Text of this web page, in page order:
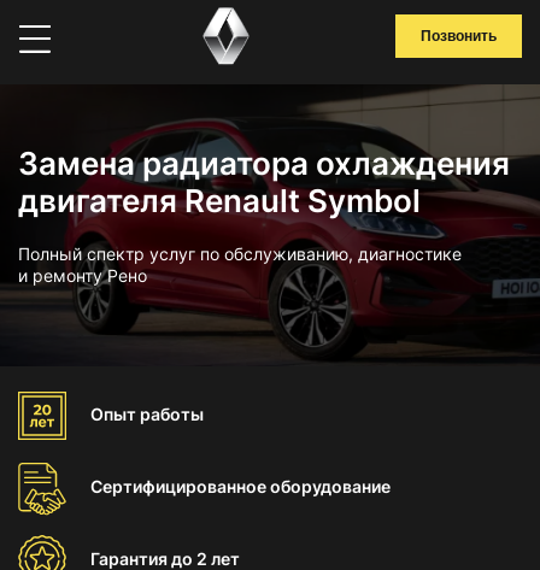
Позвонить
Замена радиатора охлаждения
двигателя Renault Symbol
Полный спектр услуг по обслуживанию, диагностике
и ремонту Рено
Опыт работы
Сертифицированноеоборудование
Гарантиядо 2 лет